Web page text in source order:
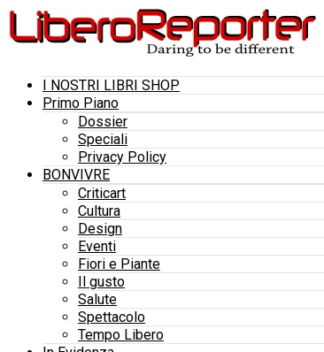
I NOSTRI LIBRI SHOP
Primo Piano
Dossier
Speciali
Privacy Policy
BONVIVRE
Criticart
Cultura
Design
Eventi
Fiori e Piante
Il gusto
Salute
Spettacolo
Tempo Libero